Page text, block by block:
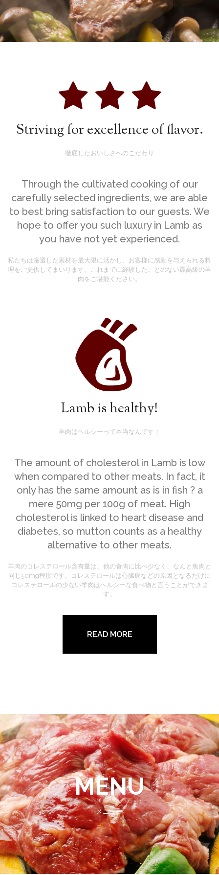
Striving for excellence of flavor.
徹底したおいしさへのこだわり
Through the cultivated cooking of our
carefully selected ingredients, we are able
to best bring satisfaction to our guests. We
hope to offer you such luxury in Lamb as
you have not yet experienced.
私たちは厳選した素材を最大限に活かし、お客様に感動を与えられる料
理をご提供してまいります。これまでに経験したことのない最高級の羊
肉をご堪能ください。
Lamb is healthy!
羊肉はヘルシーって本当なんです！
The amount of cholesterol in Lamb is low
when compared to other meats. In fact, it
only has the same amount as is in fish ? a
mere 50mg per 100g of meat. High
cholesterol is linked to heart disease and
diabetes, so mutton counts as a healthy
alternative to other meats.
羊肉のコレステロール含有量は、他の食肉に比べ少なく、なんと魚肉と
同じ50mg程度です。コレステロールは心臓病などの原因となるだけに
コレステロールの少ない羊肉はヘルシーな食べ物と言うことができま
す。
READ MORE
MENU
メニュー